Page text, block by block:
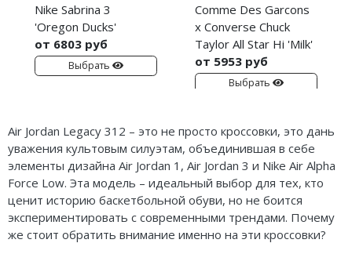
Nike Sabrina 3
'Oregon Ducks'
от 6803 руб
Выбрать
Comme Des Garcons
x Converse Chuck
Taylor All Star Hi 'Milk'
от 5953 руб
Выбрать
Air Jordan Legacy 312 – это не просто кроссовки, это дань
уважения культовым силуэтам, объединившая в себе
элементы дизайна Air Jordan 1, Air Jordan 3 и Nike Air Alpha
Force Low. Эта модель – идеальный выбор для тех, кто
ценит историю баскетбольной обуви, но не боится
экспериментировать с современными трендами. Почему
же стоит обратить внимание именно на эти кроссовки?